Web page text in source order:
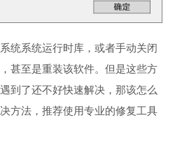
统系统运行时库，或者手动关闭
甚至是重装该软件。但是这些方
到了还不好快速解决，那该怎么
方法，推荐使用专业的修复工具